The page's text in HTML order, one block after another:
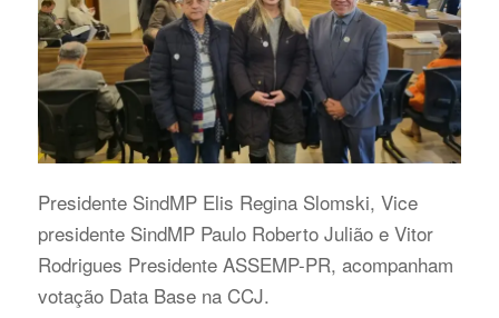
Presidente SindMP Elis Regina Slomski, Vice
presidente SindMP Paulo Roberto Julião e Vitor
Rodrigues Presidente ASSEMP-PR, acompanham
votação Data Base na CCJ.